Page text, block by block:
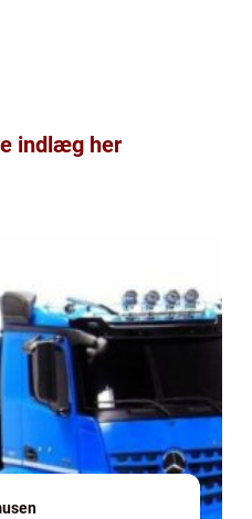
indlæg her